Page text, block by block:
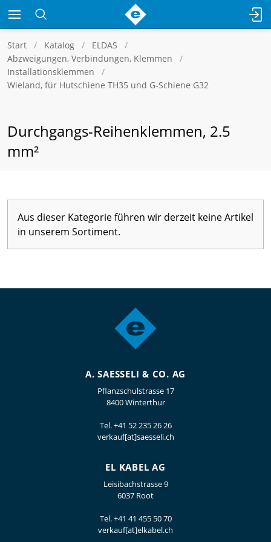
Start Katalog
ELDAS
Abzweigungen, Verbindungen, Klemmen
Installationsklemmen
Wieland, für Hutschiene TH35 und G-Schiene G32
Durchgangs-Reihenklemmen, 2.5
mm²
Aus dieser Kategorie führen wir derzeit keine Artikel
in unserem Sortiment.
A. SAESSELI & CO. AG
Pflanzschulstrasse 17
8400 Winterthur
Tel.+41 52 235 26 26
verkauf[at]saesseli.ch
EL KABEL AG
Leisibachstrasse 9
6037 Root
Tel.+41 41 455 50 70
verkauf[at]elkabel.ch